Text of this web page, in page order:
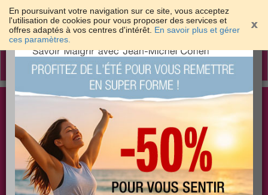
En poursuivant votre navigation sur ce site, vous acceptez
l'utilisation de cookies pour vous proposer des services et
offres adaptés à vos centres d'intérêt. En savoir plus et gérer
ces paramètres.
Toggle
Les meilleures solutions pour maigrir et être bien
dans sa peau
×